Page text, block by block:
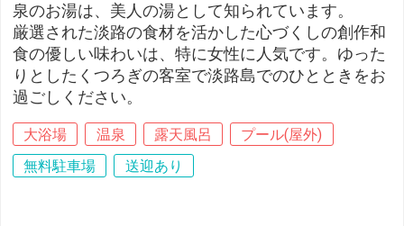
泉のお湯は、美人の湯として知られています。
厳選された淡路の食材を活かした心づくしの創作和
食の優しい味わいは、特に女性に人気です。ゆった
りとしたくつろぎの客室で淡路島でのひとときをお
過ごしください。
大浴場 温泉 露天風呂
プール(屋外)
無料駐車場
送迎あり